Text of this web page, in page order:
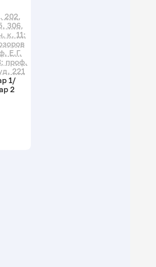
202,
306,
к. 11:
Е.Г.
проф.
221
1/
2